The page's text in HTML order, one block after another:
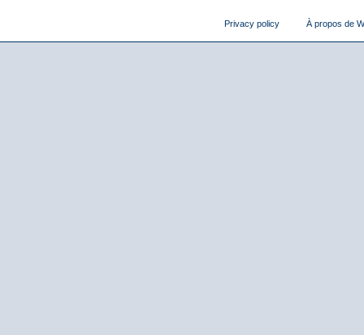
Privacy policy À propos de